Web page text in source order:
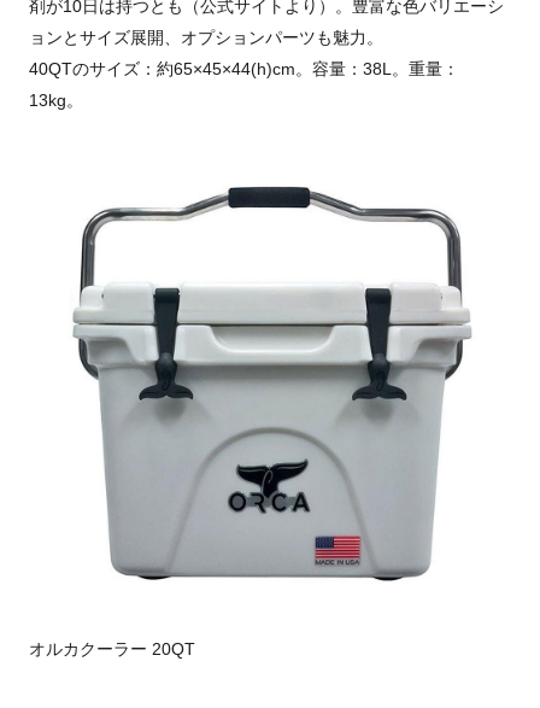
剤が10日は持つとも（公式サイトより）。豊富な色バリエーシ
ョンとサイズ展開、オプションパーツも魅力。
40QTのサイズ：約65×45×44(h)cm。容量：38L。重量：
13kg。
オルカクーラー 20QT